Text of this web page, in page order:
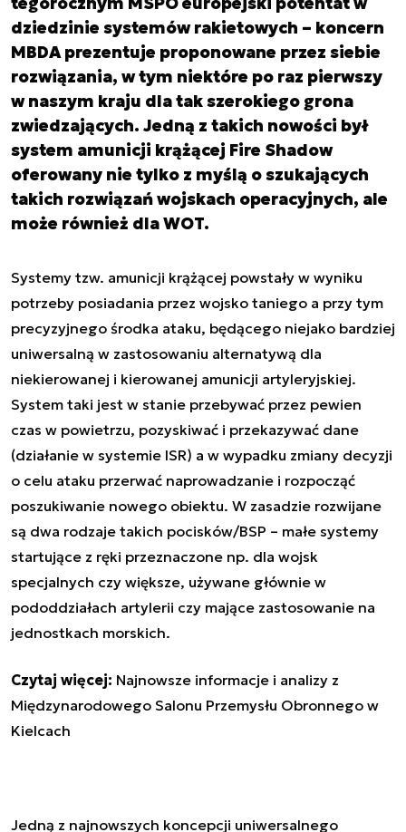
dziedzinie systemów rakietowych – koncern
MBDA prezentuje proponowane przez siebie
rozwiązania, w tym niektóre po raz pierwszy
w naszym kraju dla tak szerokiego grona
zwiedzających. Jedną z takich nowości był
system amunicji krążącej Fire Shadow
oferowany nie tylko z myślą o szukających
takich rozwiązań wojskach operacyjnych, ale
może również dla WOT.
Systemy tzw. amunicji krążącej powstały w wyniku
potrzeby posiadania przez wojsko taniego a przy tym
precyzyjnego środka ataku, będącego niejako bardziej
uniwersalną w zastosowaniu alternatywą dla
niekierowanej i kierowanej amunicji artyleryjskiej.
System taki jest w stanie przebywać przez pewien
czas w powietrzu, pozyskiwać i przekazywać dane
(działanie w systemie ISR) a w wypadku zmiany decyzji
o celu ataku przerwać naprowadzanie i rozpocząć
poszukiwanie nowego obiektu. W zasadzie rozwijane
są dwa rodzaje takich pocisków/BSP – małe systemy
startujące z ręki przeznaczone np. dla wojsk
specjalnych czy większe, używane głównie w
pododdziałach artylerii czy mające zastosowanie na
jednostkach morskich.
Czytaj więcej: Najnowsze informacje i analizy z
Międzynarodowego Salonu Przemysłu Obronnego w
Kielcach
Jedną z najnowszych koncepcji uniwersalnego